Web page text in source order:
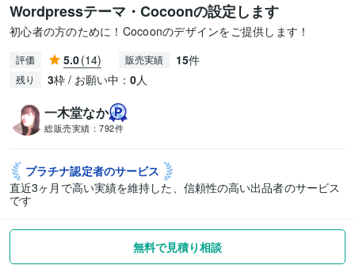
Wordpressテーマ・Cocoonの設定します
初心者の方のために！Cocoonのデザインをご提供します！
評価 5.0(14) 販売実績 15件
残り 3枠 / お願い中： 0人
一木堂なか
総販売実績： 792件
プラチナ認定者のサービス
直近3ヶ月で高い実績を維持した、信頼性の高い出品者のサービス
です
無料で見積り相談